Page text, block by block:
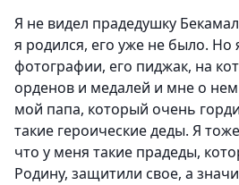
Я не видел прадедушку
я родился, его уже не было. Но
фотографии, его пиджак, на
орденов и медалей и мне о нем
мой папа, который очень
такие героические деды. Я
что у меня такие прадеды,
Родину, защитили свое, а